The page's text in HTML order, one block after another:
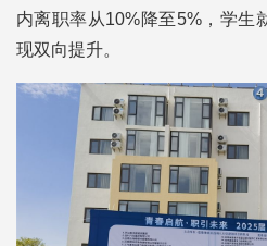
内离职率从10%降至5%，学生
现双向提升。